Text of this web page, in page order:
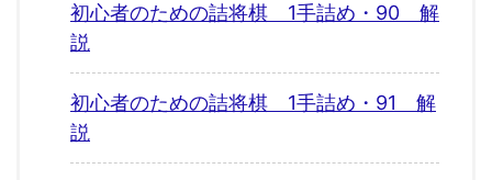
初心者のための詰将棋 1手詰め・90 解
説
初心者のための詰将棋 1手詰め・91 解
説